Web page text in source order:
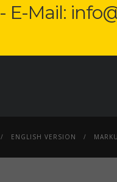
E-Mail:
ENGLISH VERSION